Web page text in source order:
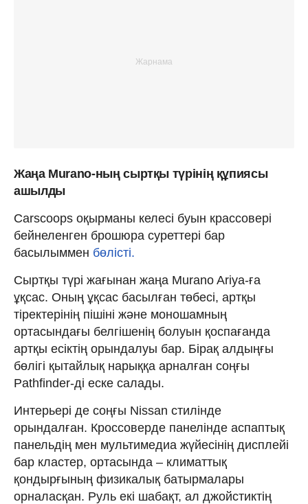
Жаңа Murano-ның сыртқы түрінің құпиясы
ашылды
Carscoops оқырманы келесі буын крассовері
бейнеленген брошюра суреттері бар
басылыммен бөлісті.
Сыртқы түрі жағынан жаңа Murano Ariya-ға
ұқсас. Оның ұқсас басылған төбесі, артқы
тіректерінің пішіні және моношамның
ортасындағы белгішенің болуын қоспағанда
артқы есіктің орындалуы бар. Бірақ алдыңғы
бөлігі қытайлық нарыққа арналған соңғы
Pathfinder-ді еске салады.
Интерьері де соңғы Nissan стилінде
орындалған. Кроссоверде панелінде аспаптық
панельдің мен мультимедиа жүйесінің дисплейі
бар кластер, ортасында – климаттық
қондырғының физикалық батырмалары
орналасқан. Руль екі шабақт, ал джойстиктің